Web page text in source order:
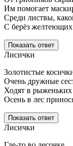
Им помогает
Среди листвы,
С берёз желтеющих
Показать ответ
Лисички
Золотистые
Очень дружные
Ходят в рыженьких
Осень в лес
Показать ответ
Лисички